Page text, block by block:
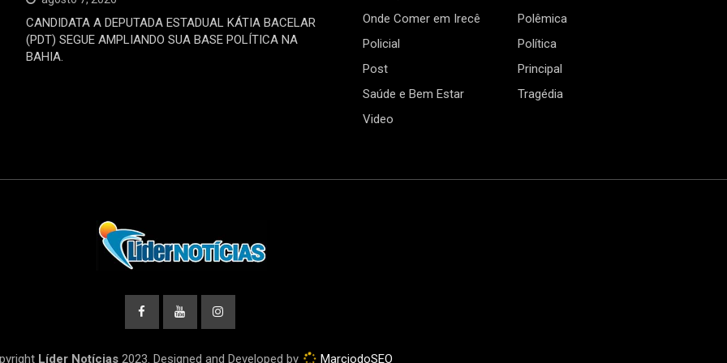
CANDIDATA A DEPUTADA ESTADUAL KÁTIA BACELAR
(PDT) SEGUE AMPLIANDO SUA BASE POLÍTICA NA
BAHIA.
Onde Comer em Irecê
Polêmica
Policial
Política
Post
Principal
Saúde e Bem Estar
Tragédia
Video
Líder Notícias2023. Designed and Developed by MarciodoSEO